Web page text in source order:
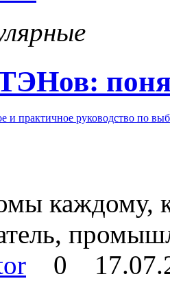
каждому,
0